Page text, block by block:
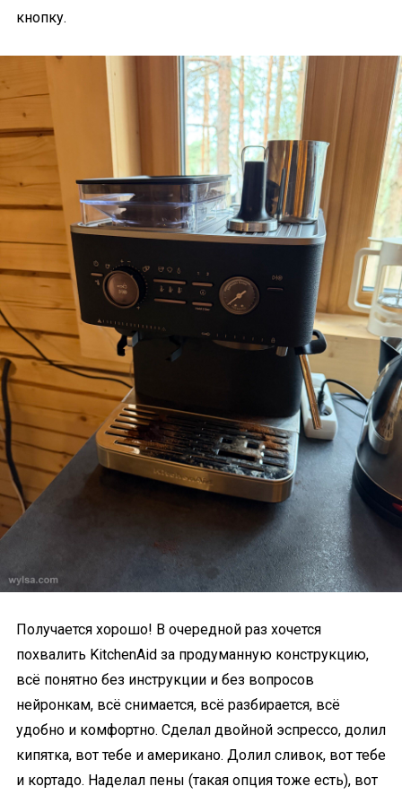
кнопку.
Получается хорошо! В очередной раз хочется
похвалить KitchenAid за продуманную конструкцию,
всё понятно без инструкции и без вопросов
нейронкам, всё снимается, всё разбирается, всё
удобно и комфортно. Сделал двойной эспрессо, долил
кипятка, вот тебе и американо. Долил сливок, вот тебе
и кортадо. Наделал пены (такая опция тоже есть), вот